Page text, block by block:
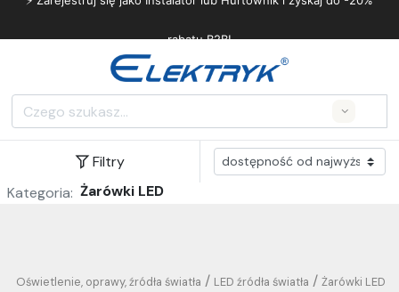
rabatu B2B!
Filtry
Kategoria: Żarówki LED
Żarówki LED
/
LED źródła światła
/
Oświetlenie, oprawy, źródła światła